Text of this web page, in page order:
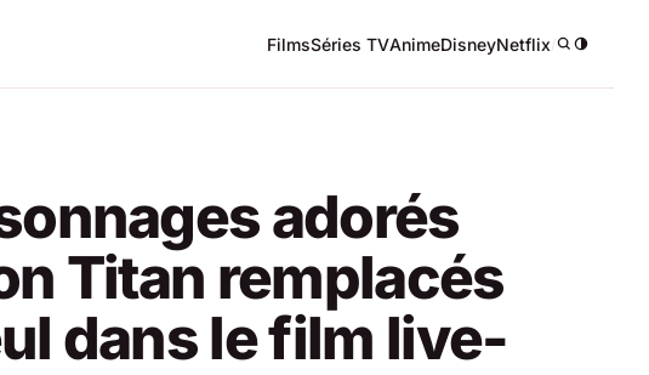
FilmsSéries TVAnimeDisneyNetflix/
adorés
Titan remplacés
dans le film live-